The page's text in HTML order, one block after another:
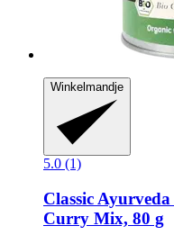
Winkelmandje
5.0 (1)
Classic Ayurveda
Curry Mix, 80 g